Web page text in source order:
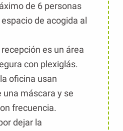
de 6 personas
de acogida al
es un área
con plexiglás.
oficina usan
máscara y se
frecuencia.
dejar la